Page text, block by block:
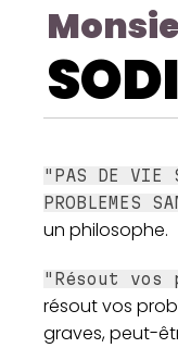
"PAS DE VIE
PROBLEMES
un philosophe.
"Résout vos
résout vos
graves, peut-